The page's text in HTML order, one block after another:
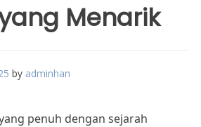
Menarik
by adminhan
penuh dengan sejarah